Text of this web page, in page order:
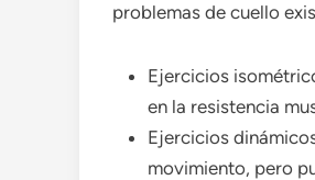
problemas de cuello
Ejercicios
en la resistencia
Ejercicios
movimiento, pero